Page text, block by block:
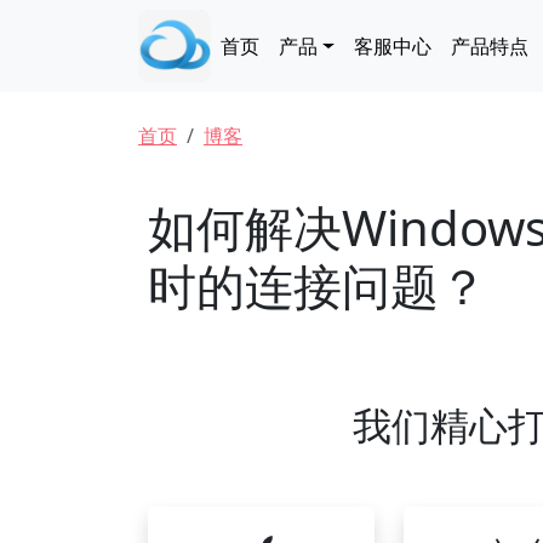
Main navigation
首页 产品 客服中心 产品特点
面包屑
首页 博客
如何解决
时的连接问题？
我们精心